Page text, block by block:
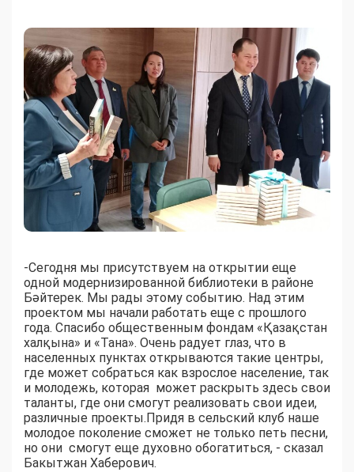
-Сегодня мы присутствуем на открытии еще
одной модернизированной библиотеки в районе
Бәйтерек. Мы рады этому событию. Над этим
проектом мы начали работать еще с прошлого
года. Спасибо общественным фондам «Қазақстан
халқына» и «Тана». Очень радует глаз, что в
населенных пунктах открываются такие центры,
где может собраться как взрослое население, так
и молодежь, которая может раскрыть здесь свои
таланты, где они смогут реализовать свои идеи,
различные проекты.Придя в сельский клуб наше
молодое поколение сможет не только петь песни,
но они смогут еще духовно обогатиться, - сказал
Бакытжан Хаберович.